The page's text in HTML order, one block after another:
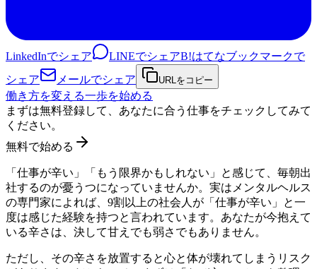
LinkedInでシェア LINEでシェアB!はてなブックマークで
シェア
メールでシェア URLをコピー
働き方を変える一歩を始める
まずは無料登録して、あなたに合う仕事をチェックしてみて
ください。
無料で始める
「仕事が辛い」「もう限界かもしれない」と感じて、毎朝出
社するのが憂うつになっていませんか。実はメンタルヘルス
の専門家によれば、9割以上の社会人が「仕事が辛い」と一
度は感じた経験を持つと言われています。あなたが今抱えて
いる辛さは、決して甘えでも弱さでもありません。
ただし、その辛さを放置すると心と体が壊れてしまうリスク